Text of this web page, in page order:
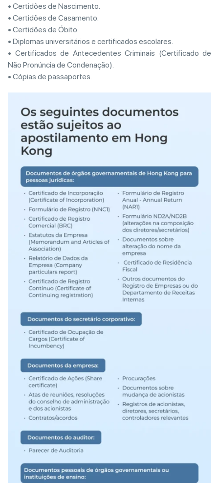
• Certidões de Nascimento.
• Certidões de Casamento.
• Certidões de Óbito.
• Diplomas universitários e certificados escolares.
• Certificados de Antecedentes Criminais (Certificado de
Não Pronúncia de Condenação).
• Cópias de passaportes.